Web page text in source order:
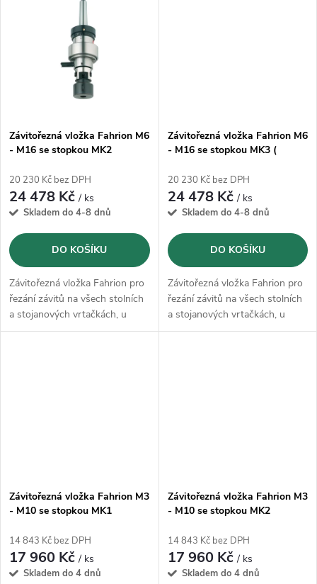
Závitořezná vložka Fahrion M6
- M16 se stopkou MK2
20 230 Kč bez DPH
24 478 Kč/ ks
Skladem do 4-8 dnů
DO KOŠÍKU
Závitořezná vložka Fahrion pro
řezání závitů na všech stolních
a stojanových vrtačkách, u
nichž se pracuje s ručním
Závitořezná vložka Fahrion M6
- M16 se stopkou MK3 (
20 230 Kč bez DPH
24 478 Kč/ ks
Skladem do 4-8 dnů
DO KOŠÍKU
Závitořezná vložka Fahrion pro
řezání závitů na všech stolních
a stojanových vrtačkách, u
nichž se pracuje s ručním
Závitořezná vložka Fahrion M3
- M10 se stopkou MK1
14 843 Kč bez DPH
17 960 Kč/ ks
Skladem do 4 dnů
Závitořezná vložka Fahrion M3
- M10 se stopkou MK2
14 843 Kč bez DPH
17 960 Kč/ ks
Skladem do 4 dnů